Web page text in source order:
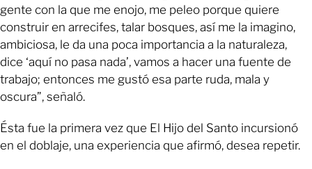
gente con la que me enojo, me peleo porque quiere
construir en arrecifes, talar bosques, así me la imagino,
ambiciosa, le da una poca importancia a la naturaleza,
dice ‘aquí no pasa nada’, vamos a hacer una fuente de
trabajo; entonces me gustó esa parte ruda, mala y
oscura”, señaló.
Ésta fue la primera vez que El Hijo del Santo incursionó
en el doblaje, una experiencia que afirmó, desea repetir.